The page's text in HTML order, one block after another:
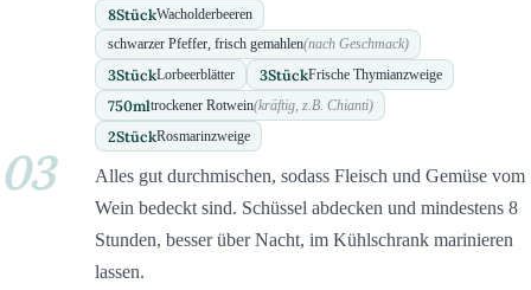
8StückWacholderbeeren
schwarzer Pfeffer, frisch gemahlen(nach Geschmack)
3StückLorbeerblätter 3StückFrische Thymianzweige
750mltrockener Rotwein(kräftig, z.B. Chianti)
2StückRosmarinzweige
03
Alles gut durchmischen, sodass Fleisch und Gemüse vom
Wein bedeckt sind. Schüssel abdecken und mindestens 8
Stunden, besser über Nacht, im Kühlschrank marinieren
lassen.